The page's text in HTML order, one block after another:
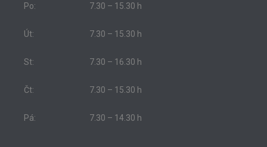
Po: 7.30 – 15.30 h
Út: 7.30 – 15.30 h
St: 7.30 – 16.30 h
Čt: 7.30 – 15.30 h
Pá: 7.30 – 14.30 h